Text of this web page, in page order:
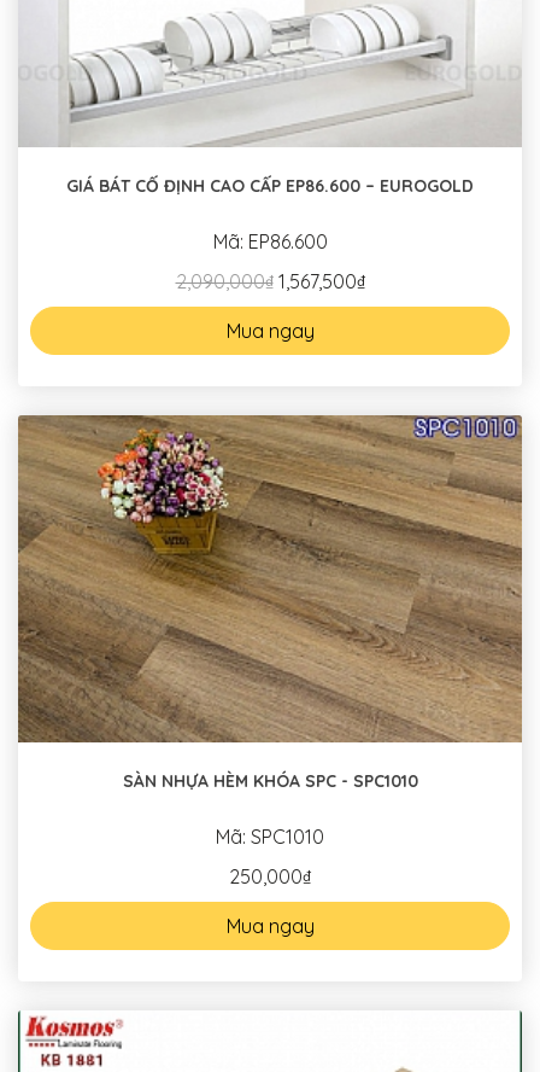
GIÁ BÁT CỐ ĐỊNH CAO CẤP EP86.600 – EUROGOLD
Mã: EP86.600
2,090,000₫1,567,500₫
Mua ngay
SÀN NHỰA HÈM KHÓA SPC - SPC1010
Mã: SPC1010
250,000₫
Mua ngay